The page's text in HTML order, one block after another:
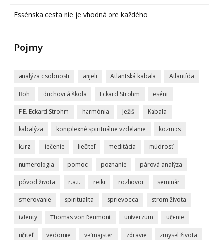
Essénska cesta nie je vhodná pre každého
Pojmy
analýza osobnosti anjeli Atlantská kabala Atlantída
Boh duchovná škola Eckard Strohm eséni
F.E. Eckard Strohm harmónia Ježiš Kabala
kabalýza komplexné spirituálne vzdelanie kozmos
kurz liečenie liečiteľ meditácia múdrosť
numerológia pomoc poznanie párová analýza
pôvod života r.a.i. reiki rozhovor seminár
smerovanie spiritualita sprievodca strom života
talenty Thomas von Reumont univerzum učenie
učiteľ vedomie veľmajster zdravie zmysel života